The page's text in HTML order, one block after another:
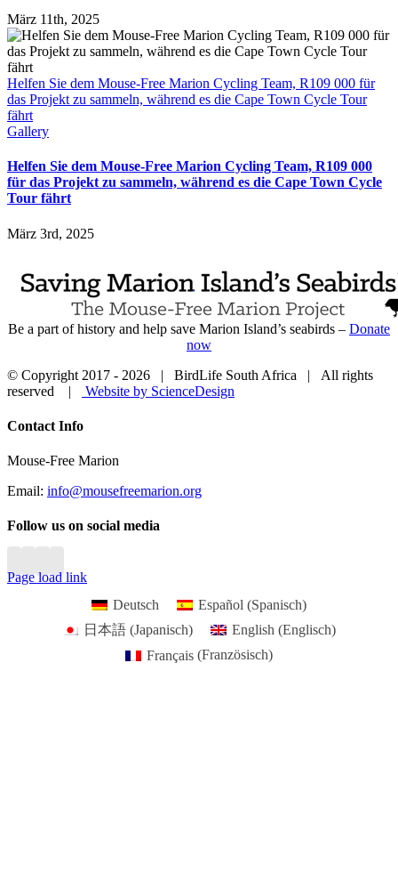
März 11th, 2025
Helfen Sie dem Mouse-Free Marion Cycling Team, R109 000 für
das Projekt zu sammeln, während es die Cape Town Cycle Tour
fährt
Gallery
Helfen Sie dem Mouse-Free Marion Cycling Team, R109 000
für das Projekt zu sammeln, während es die Cape Town Cycle
Tour fährt
März 3rd, 2025
Be a part of history and help save Marion Island’s seabirds – Donate
now
© Copyright 2017 - 2026 | BirdLife South Africa | All rights
reserved |
Website by ScienceDesign
Close
Bar
Contact Info
Mouse-Free Marion
Email: info@mousefreemarion.org
Follow us on social media
Page load link
Deutsch
Español (Spanisch)
日本語 (Japanisch) English (Englisch)
Français (Französisch)